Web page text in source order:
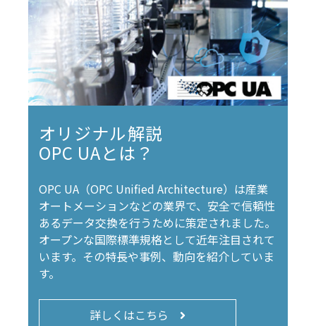
オリジナル解説
OPC UAとは？
OPC UA（OPC Unified Architecture）は産業
オートメーションなどの業界で、安全で信頼性
あるデータ交換を行うために策定されました。
オープンな国際標準規格として近年注目されて
います。その特長や事例、動向を紹介していま
す。
詳しくはこちら